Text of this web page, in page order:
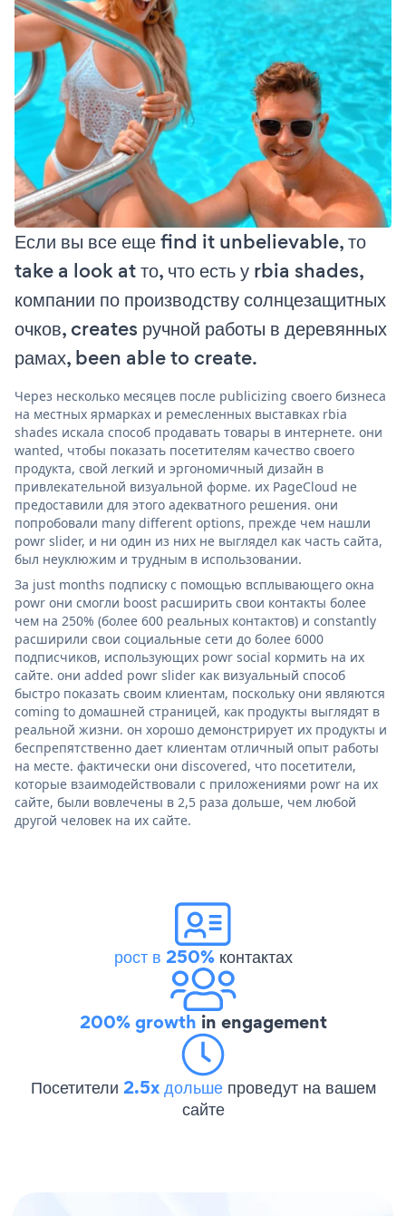
Если вы все еще find it unbelievable, то
take a look at то, что есть у rbia shades,
компании по производству солнцезащитных
очков, creates ручной работы в деревянных
рамах, been able to create.
Через несколько месяцев после publicizing своего бизнеса
на местных ярмарках и ремесленных выставках rbia
shades искала способ продавать товары в интернете. они
wanted, чтобы показать посетителям качество своего
продукта, свой легкий и эргономичный дизайн в
привлекательной визуальной форме. их PageCloud не
предоставили для этого адекватного решения. они
попробовали many different options, прежде чем нашли
powr slider, и ни один из них не выглядел как часть сайта,
был неуклюжим и трудным в использовании.
За just months подписку с помощью всплывающего окна
powr они смогли boost расширить свои контакты более
чем на 250% (более 600 реальных контактов) и constantly
расширили свои социальные сети до более 6000
подписчиков, использующих powr social кормить на их
сайте. они added powr slider как визуальный способ
быстро показать своим клиентам, поскольку они являются
coming to домашней страницей, как продукты выглядят в
реальной жизни. он хорошо демонстрирует их продукты и
беспрепятственно дает клиентам отличный опыт работы
на месте. фактически они discovered, что посетители,
которые взаимодействовали с приложениями powr на их
сайте, были вовлечены в 2,5 раза дольше, чем любой
другой человек на их сайте.
рост в 250%контактах
200% growth in engagement
Посетители 2.5x дольше проведут на вашем
сайте